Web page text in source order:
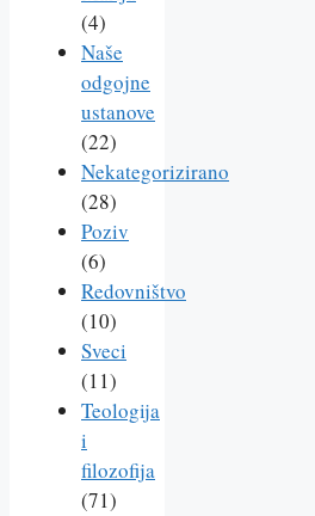
(4)
Naše
odgojne
ustanove
(22)
Nekategorizirano
(28)
Poziv
(6)
Redovništvo
(10)
Sveci
(11)
Teologija
i
filozofija
(71)